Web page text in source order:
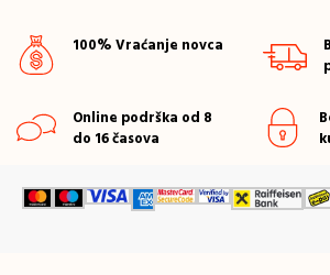
100% Vraćanje novca
Online podrška od 8
do 16 časova